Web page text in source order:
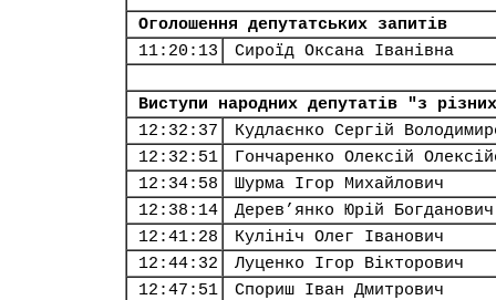
Оголошення депутатських запитів
11:20:13
Сироїд Оксана Іванівна
Виступи народних депутатів "з
12:32:37
Кудлаєнко Сергій
12:32:51
Гончаренко Олексій
12:34:58
Шурма Ігор Михайлович
12:38:14
Дерев’янко Юрій Богданович
12:41:28
Кулініч Олег Іванович
12:44:32
Луценко Ігор Вікторович
12:47:51
Спориш Іван Дмитрович